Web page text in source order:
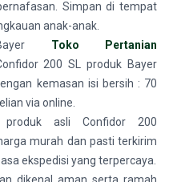
Simpan di tempat
anak-anak.
Toko Pertanian
200 SL produk Bayer
kemasan isi bersih : 70
via online.
produk asli Confidor 200
murah dan pasti terkirim
ekspedisi yang terpercaya.